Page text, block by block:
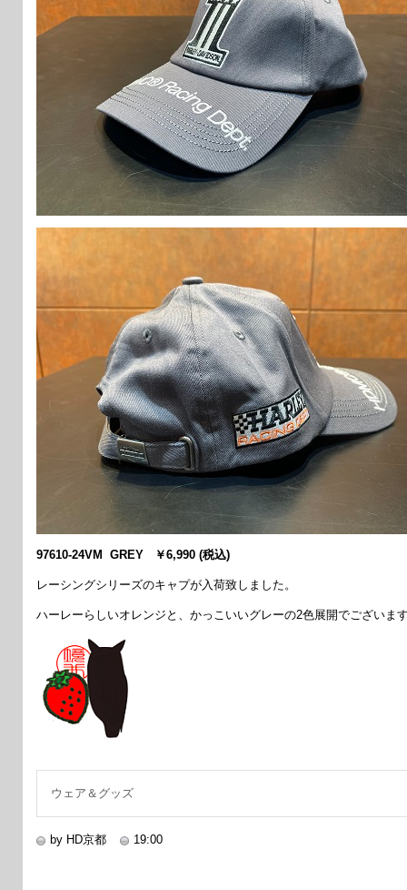
97610-24VM GREY ￥6,990 (税込)
レーシングシリーズのキャプが入荷致しました。
ハーレーらしいオレンジと、かっこいいグレーの2色展開でございま
ウェア＆グッズ
by HD京都 19:00